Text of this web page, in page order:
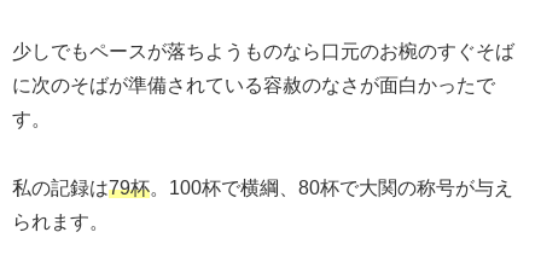
少しでもペースが落ちようものなら口元のお椀のすぐそば
に次のそばが準備されている容赦のなさが面白かったで
す。
私の記録は79杯。100杯で横綱、80杯で大関の称号が与え
られます。